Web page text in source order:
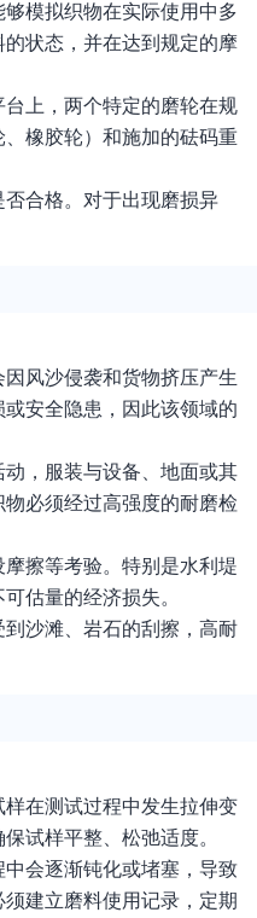
模拟织物在实际使用中多
状态，并在达到规定的摩
上，两个特定的磨轮在规
橡胶轮）和施加的砝码重
合格。对于出现磨损异
风沙侵袭和货物挤压产生
安全隐患，因此该领域的
，服装与设备、地面或其
必须经过高强度的耐磨检
擦等考验。特别是水利堤
估量的经济损失。
沙滩、岩石的刮擦，高耐
在测试过程中发生拉伸变
试样平整、松弛适度。
会逐渐钝化或堵塞，导致
建立磨料使用记录，定期